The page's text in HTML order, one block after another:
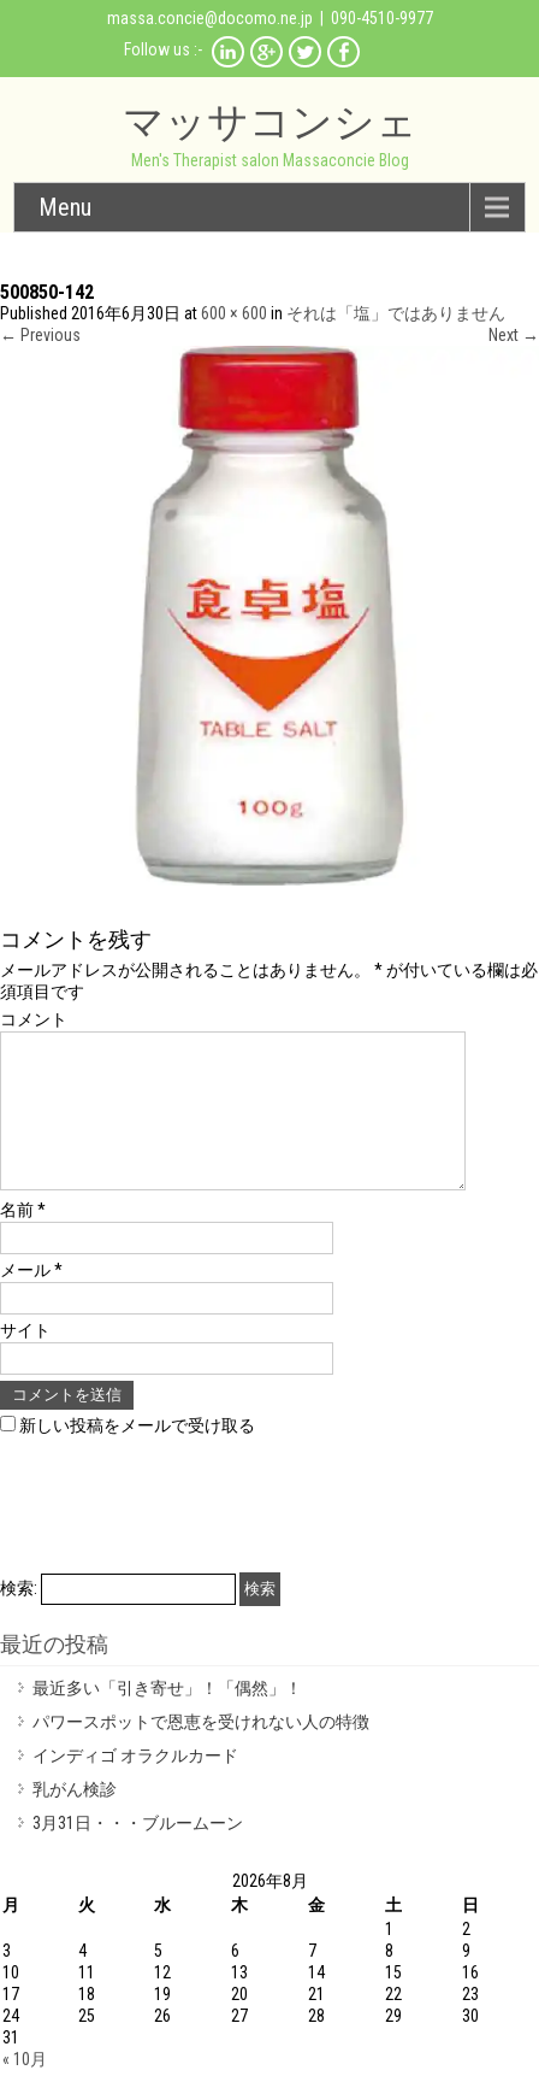
massa.concie@docomo.ne.jp | 090-4510-9977
Follow us :-
マッサコンシェ
Men's Therapist salon Massaconcie Blog
Menu
500850-142
Published 2016年6月30日 at600 × 600 in それは「塩」ではありません
← Previous Next →
コメントを残す
メールアドレスが公開されることはありません。 *が付いている欄は必
須項目です
コメント
名前*
メール*
サイト
新しい投稿をメールで受け取る
検索:
最近の投稿
最近多い「引き寄せ」！「偶然」！
パワースポットで恩恵を受けれない人の特徴
インディゴ オラクルカード
乳がん検診
3月31日・・・ブルームーン
2026年8月
月
火 水 木 金 土 日
« 10月
1
2
3
4 5 6 7 8
9
10
11 12 13 14 15
16
17
18 19 20 21 22
23
24
25 26 27 28 29
30
31